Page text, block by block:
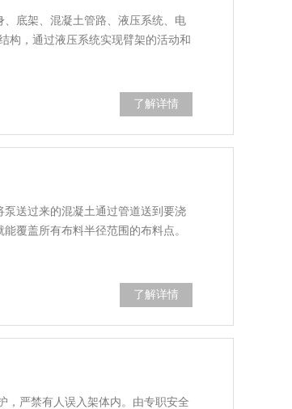
底架、混凝土管路、液压系统、电
构，通过液压系统实现臂架的活动和
了解详情
送过来的混凝土通过管道送到要浇
覆盖所有布料半径范围的布料点。
了解详情
，严禁有人误入架体内。由专职安全